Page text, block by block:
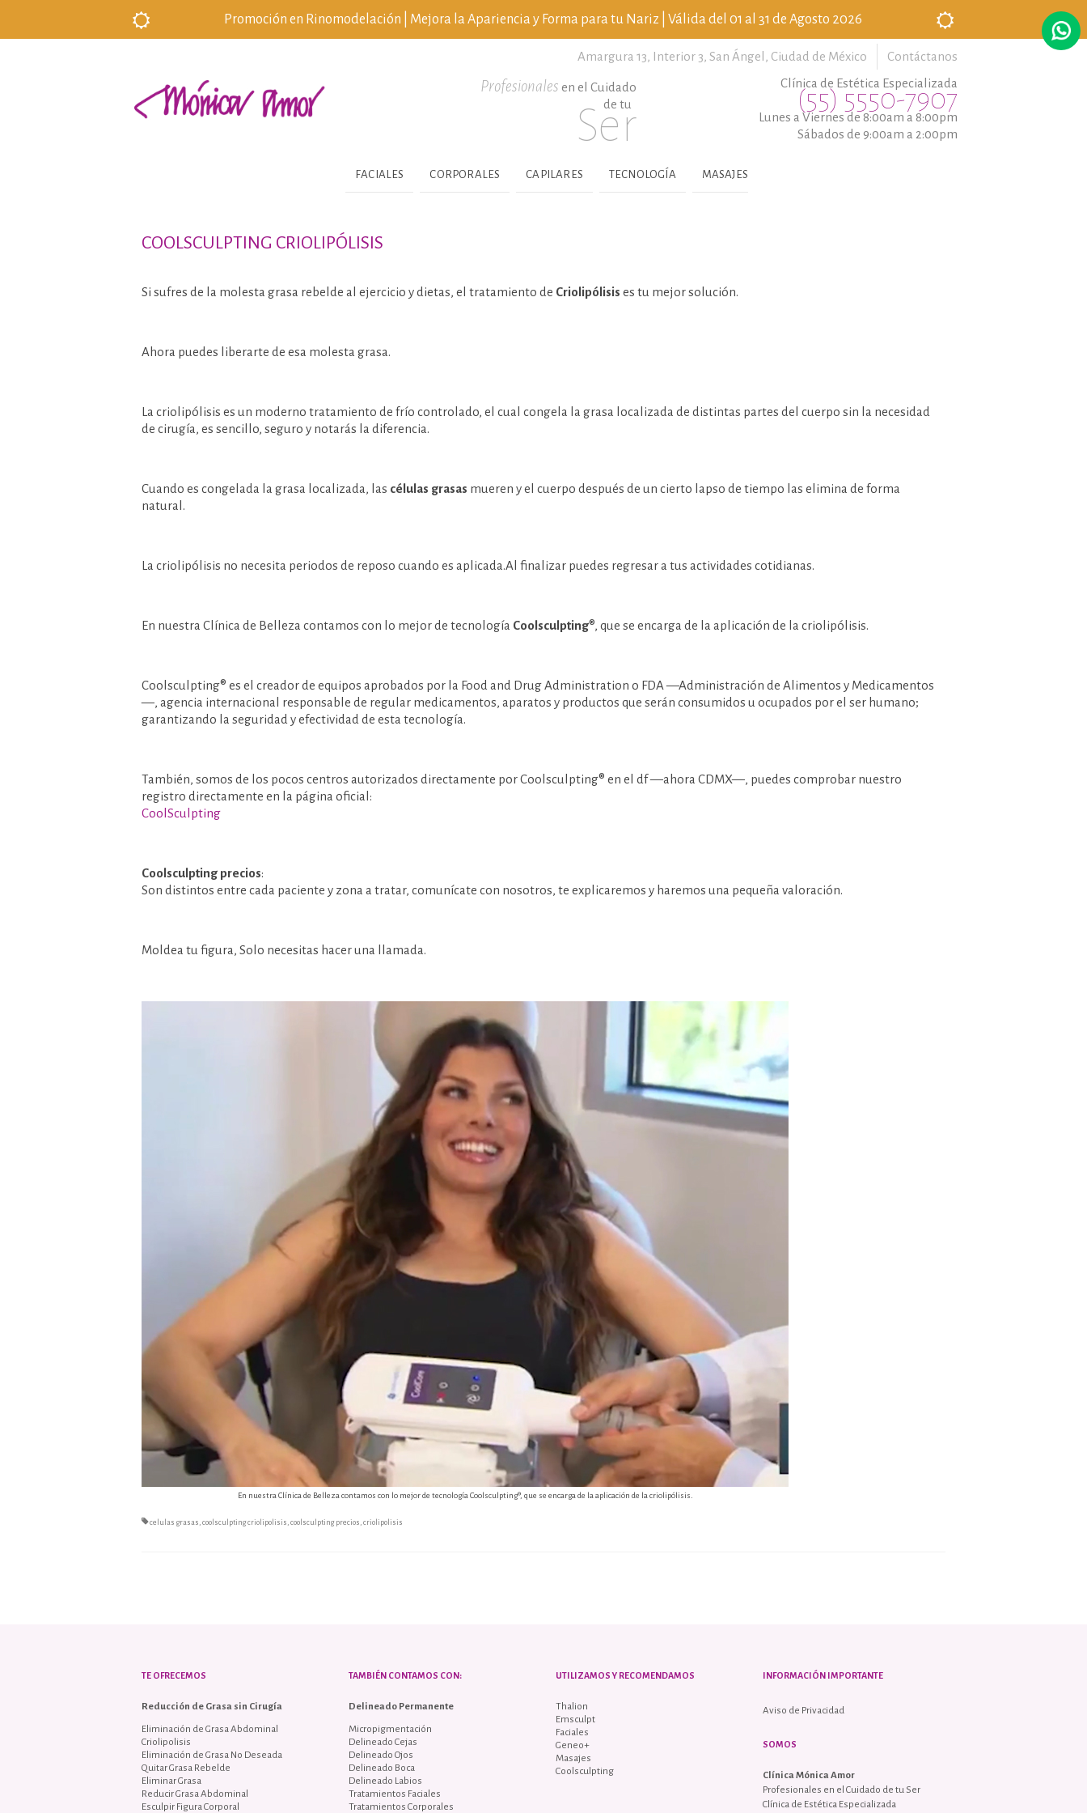
Promoción en Rinomodelación | Mejora la Apariencia y Forma para tu Nariz | Válida del 01 al 31 de Agosto 2026
Contáctanos
Amargura 13, Interior 3, San Ángel, Ciudad de México
Profesionales en el Cuidado
de tu
Ser
Clínica de Estética Especializada
(55) 5550-7907
Lunes a Viernes de 8:00am a 8:00pm
Sábados de 9:00am a 2:00pm
FACIALES CORPORALES CAPILARES TECNOLOGÍA MASAJES
COOLSCULPTING CRIOLIPÓLISIS
Si sufres de la molesta grasa rebelde al ejercicio y dietas, el tratamiento de Criolipólisis es tu mejor solución.
Ahora puedes liberarte de esa molesta grasa.
La criolipólisis es un moderno tratamiento de frío controlado, el cual congela la grasa localizada de distintas partes del cuerpo sin la necesidad
de cirugía, es sencillo, seguro y notarás la diferencia.
Cuando es congelada la grasa localizada, las células grasas mueren y el cuerpo después de un cierto lapso de tiempo las elimina de forma
natural.
La criolipólisis no necesita periodos de reposo cuando es aplicada.Al finalizar puedes regresar a tus actividades cotidianas.
En nuestra Clínica de Belleza contamos con lo mejor de tecnología Coolsculpting®, que se encarga de la aplicación de la criolipólisis.
Coolsculpting® es el creador de equipos aprobados por la Food and Drug Administration o FDA —Administración de Alimentos y Medicamentos
—, agencia internacional responsable de regular medicamentos, aparatos y productos que serán consumidos u ocupados por el ser humano;
garantizando la seguridad y efectividad de esta tecnología.
También, somos de los pocos centros autorizados directamente por Coolsculpting® en el df —ahora CDMX—, puedes comprobar nuestro
registro directamente en la página oficial:
CoolSculpting
Coolsculpting precios:
Son distintos entre cada paciente y zona a tratar, comunícate con nosotros, te explicaremos y haremos una pequeña valoración.
Moldea tu figura, Solo necesitas hacer una llamada.
En nuestra Clínica de Belleza contamos con lo mejor de tecnología Coolsculpting®, que se encarga de la aplicación de la criolipólisis.
celulas grasas , coolsculpting criolipolisis , coolsculpting precios , criolipolisis
TE OFRECEMOS
Reducción de Grasa sin Cirugía
Eliminación de Grasa Abdominal
Criolipolisis
Eliminación de Grasa No Deseada
Quitar Grasa Rebelde
Eliminar Grasa
Reducir Grasa Abdominal
Esculpir Figura Corporal
TAMBIÉN CONTAMOS CON:
Delineado Permanente
Micropigmentación
Delineado Cejas
Delineado Ojos
Delineado Boca
Delineado Labios
Tratamientos Faciales
Tratamientos Corporales
UTILIZAMOS Y RECOMENDAMOS
Thalion
Emsculpt
Faciales
Geneo+
Masajes
Coolsculpting
INFORMACIÓN IMPORTANTE
Aviso de Privacidad
SOMOS
Clínica Mónica Amor
Profesionales en el Cuidado de tu Ser
Clínica de Estética Especializada